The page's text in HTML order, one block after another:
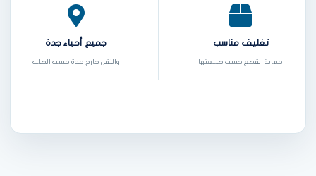
تغليف مناسب
حماية القطع حسب طبيعتها
جميع أحياء جدة
والنقل خارج جدة حسب الطلب